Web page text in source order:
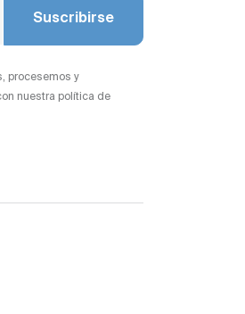
Suscribirse
procesemos y
nuestra política de